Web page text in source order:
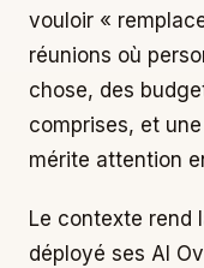
vouloir «
réunions où
chose, des
comprises, et
mérite attention
Le contexte rend
déployé ses AI